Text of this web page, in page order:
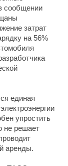
сообщении
затрат
на 56%
единая
упростить
не решает
аренды.